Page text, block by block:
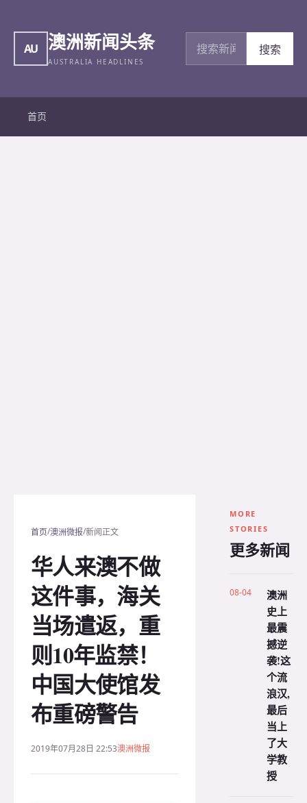
AU 澳洲新闻头条
AUSTRALIA HEADLINES
搜索新闻
搜索
首页
首页/澳洲微报/新闻正文
华人来澳不做
这件事，海关
当场遣返，重
则10年监禁！
中国大使馆发
布重磅警告
2019年07月28日 22:53澳洲微报
MORE
STORIES
更多新闻
08-04
澳洲
史上
最震
撼逆
袭!这
个流
浪汉,
最后
当上
了大
学教
授